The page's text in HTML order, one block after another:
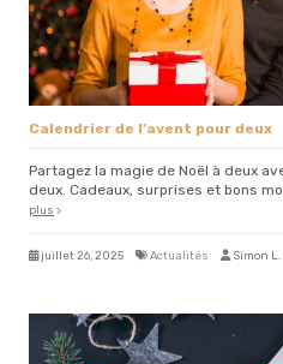
Calendrier de l’avent pour deux
Partagez la magie de Noël à deux
deux. Cadeaux, surprises et bons
plus
juillet 26, 2025 Actualités Simon L.